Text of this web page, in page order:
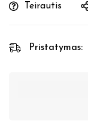
Teirautis
Pristatymas: